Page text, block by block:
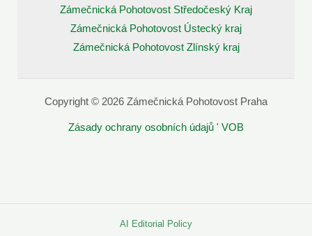
Zámečnická Pohotovost Středočeský Kraj
Zámečnická Pohotovost Ústecký kraj
Zámečnická Pohotovost Zlínský kraj
Copyright © 2026 Zámečnická Pohotovost Praha
Zásady ochrany osobních údajů ' VOB
AI Editorial Policy